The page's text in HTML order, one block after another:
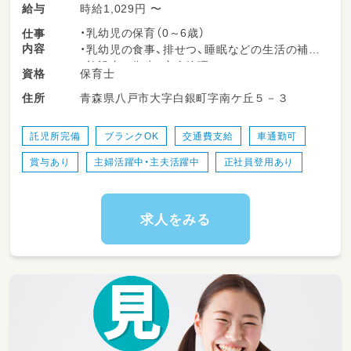
給与 時給1,029円 〜
仕事
内容
・乳幼児の保育（0～6歳）
・乳幼児の食事、排せつ、睡眠などの生活の補助
・施設内の衛生、安全管理
・その他、保育に必要な事項
資格
保育士
住所
青森県八戸市大字白銀町字南ケ丘５－３
託児所完備 ブランクOK 交通費支給 車通勤可
賞与あり 主婦活躍中・主夫活躍中 正社員登用あり
求人をみる